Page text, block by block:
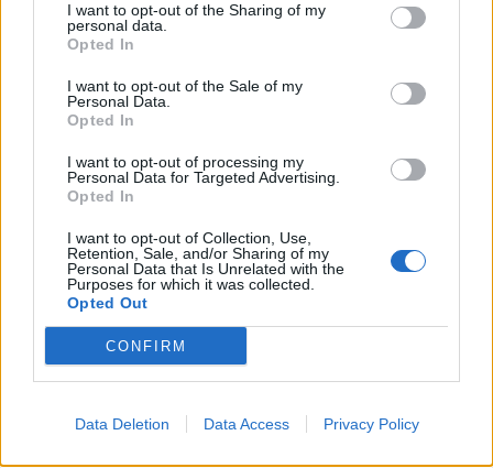
I want to opt-out of the Sharing of my
personal data.
Opted In
I want to opt-out of the Sale of my
Personal Data.
Opted In
I want to opt-out of processing my
Personal Data for Targeted Advertising.
Opted In
I want to opt-out of Collection, Use,
Retention, Sale, and/or Sharing of my
Personal Data that Is Unrelated with the
Purposes for which it was collected.
Opted Out
CONFIRM
Data Deletion Data Access Privacy Policy